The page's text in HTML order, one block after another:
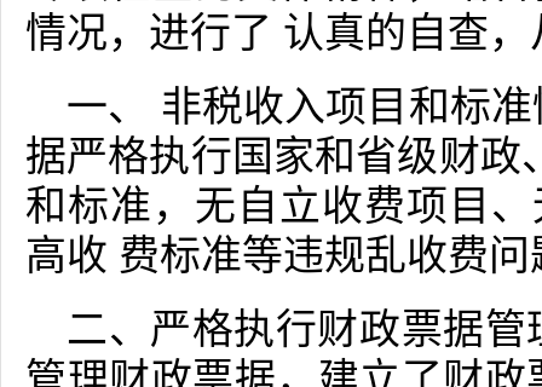
情况，进行了 认真的自查
一、 非税收入项目和标
据严格执行国家和省级财政
和标准，无自立收费项目
高收 费标准等违规乱收费问
二、严格执行财政票据